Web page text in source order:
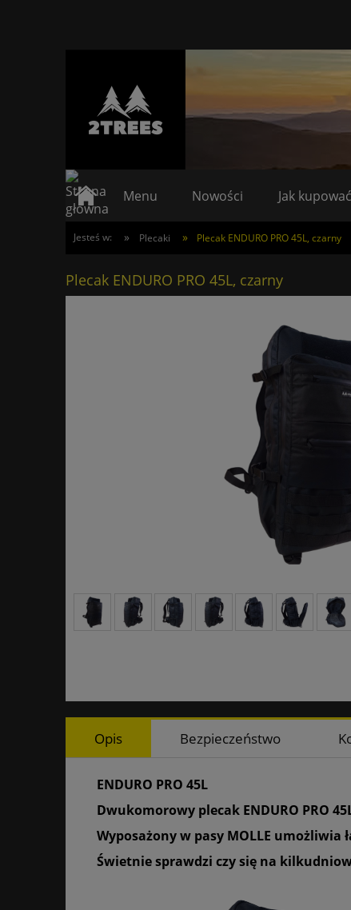
Menu Nowości Jak
Jesteś w: » Plecaki » Plecak ENDURO PRO 45L, czarny
Plecak ENDURO PRO 45L, czarny
Opis Bezpieczeństwo
ENDURO PRO 45L
Dwukomorowy plecak ENDURO PRO
Wyposażony w pasy MOLLE
Świetnie sprawdzi czy się na